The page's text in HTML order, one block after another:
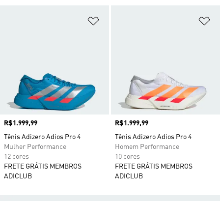
Preço
R$1.999,99
Tênis Adizero Adios Pro 4
Mulher Performance
12 cores
FRETE GRÁTIS MEMBROS
ADICLUB
Preço
R$1.999,99
Tênis Adizero Adios Pro 4
Homem Performance
10 cores
FRETE GRÁTIS MEMBROS
ADICLUB